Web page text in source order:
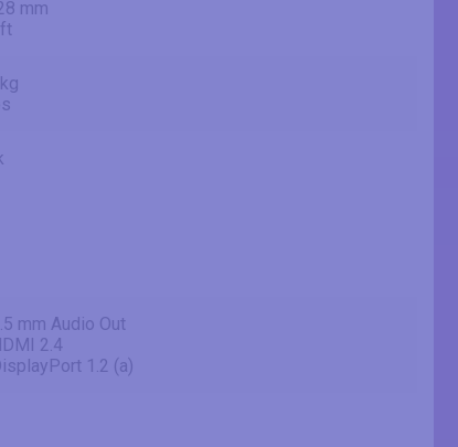
mm
mm Audio Out
2.4
1.2 (a)